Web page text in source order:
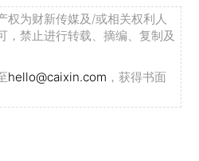
权为财新传媒及/或相关权利人
，禁止进行转载、摘编、复制及
hello@caixin.com ，获得书面